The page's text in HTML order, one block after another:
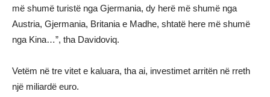
më shumë turistë nga Gjermania, dy herë më shumë nga
Austria, Gjermania, Britania e Madhe, shtatë here më shumë
nga Kina…”, tha Davidoviq.
Vetëm në tre vitet e kaluara, tha ai, investimet arritën në rreth
një miliardë euro.